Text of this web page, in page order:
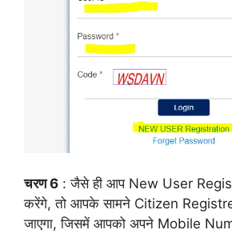
चरण 6 : जैसे ही आप New User
करेंगे, तो आपके सामने Citizen
जाएगा, जिसमें आपको अपने Mobile